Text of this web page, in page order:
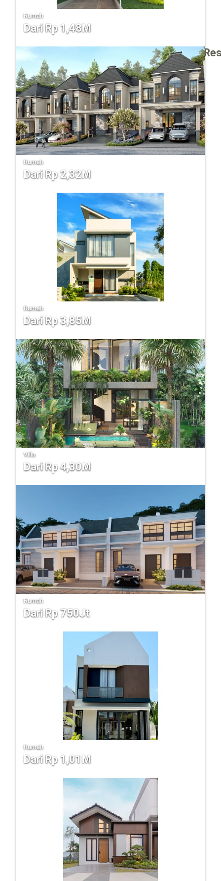
Rumah
Dari Rp 1,48M
Kota Legenda Bekasi – Bima Groove
Rumah
Dari Rp 2,32M
Rancamaya Golf Estate - Burgundy
Rumah
Dari Rp 3,85M
Bintaro Jaya - Discovery Aluvia
Villa
Dari Rp 4,30M
Rumah
Dari Rp 750Jt
Taman Jivva Kemlaten Residence
Rumah
Dari Rp 1,01M
Bumi Adipura - Grand Cassia